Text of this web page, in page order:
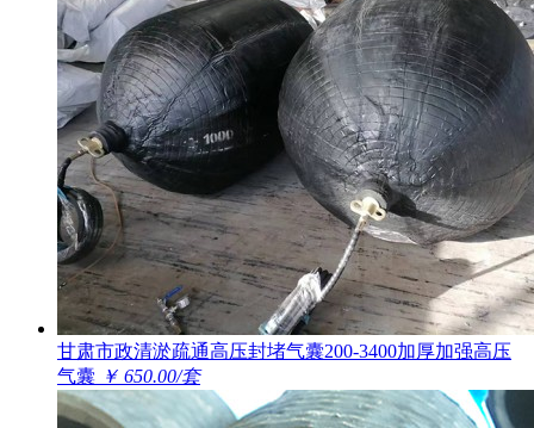
甘肃市政清淤疏通高压封堵气囊200-3400加厚加强高压
气囊 ￥ 650.00/套